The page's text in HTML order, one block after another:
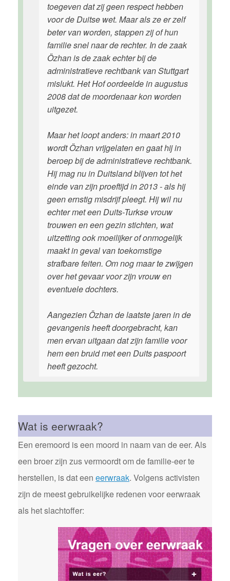
toegeven dat zij geen respect hebben
voor de Duitse wet. Maar als ze er zelf
beter van worden, stappen zij of hun
familie snel naar de rechter. In de zaak
Özhan is de zaak echter bij de
administratieve rechtbank van Stuttgart
mislukt. Het Hof oordeelde in augustus
2008 dat de moordenaar kon worden
uitgezet.
Maar het loopt anders: in maart 2010
wordt Özhan vrijgelaten en gaat hij in
beroep bij de administratieve rechtbank.
Hij mag nu in Duitsland blijven tot het
einde van zijn proeftijd in 2013 - als hij
geen ernstig misdrijf pleegt. Hij wil nu
echter met een Duits-Turkse vrouw
trouwen en een gezin stichten, wat
uitzetting ook moeilijker of onmogelijk
maakt in geval van toekomstige
strafbare feiten. Om nog maar te zwijgen
over het gevaar voor zijn vrouw en
eventuele dochters.
Aangezien Özhan de laatste jaren in de
gevangenis heeft doorgebracht, kan
men ervan uitgaan dat zijn familie voor
hem een bruid met een Duits paspoort
heeft gezocht.
Wat is eerwraak?
Een eremoord is een moord in naam van de eer. Als
een broer zijn zus vermoordt om de familie-eer te
herstellen, is dat een eerwraak. Volgens activisten
zijn de meest gebruikelijke redenen voor eerwraak
als het slachtoffer: